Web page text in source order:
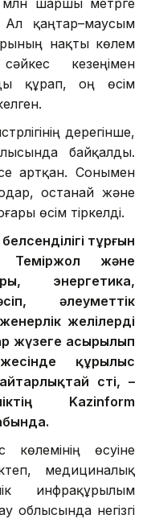
қаңтар–маусым
нақты көлем
кезеңімен
құрап, оң өсім
дерегінше,
байқалды.
артқан. Сонымен
Қостанай және
өсім тіркелді.
тұрғын
Теміржол және
энергетика,
әлеуметтік
желілерді
жүзеге асырылып
құрылыс
өсті, –
Kazinform
өсуіне
медициналық
инфрақұрылым
облысында негізгі